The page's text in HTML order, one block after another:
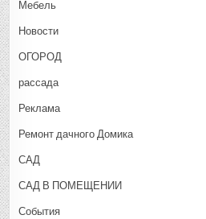
Мебель
Новости
ОГОРОД
рассада
Реклама
Ремонт дачного Домика
САД
САД В ПОМЕЩЕНИИ
События